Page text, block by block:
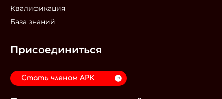
Квалификация
База знаний
Присоединиться
Стать членом АРК